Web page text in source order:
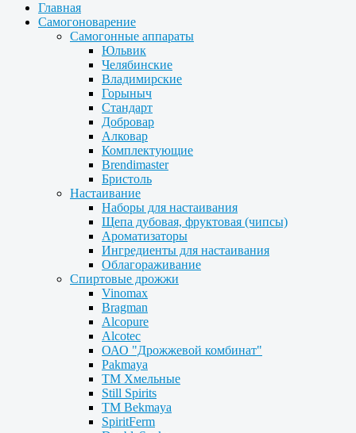
Главная
Самогоноварение
Самогонные аппараты
Юльвик
Челябинские
Владимирские
Горыныч
Стандарт
Добровар
Алковар
Комплектующие
Brendimaster
Бристоль
Настаивание
Наборы для настаивания
Щепа дубовая, фруктовая (чипсы)
Ароматизаторы
Ингредиенты для настаивания
Облагораживание
Спиртовые дрожжи
Vinomax
Bragman
Alcopure
Alcotec
ОАО "Дрожжевой комбинат"
Pakmaya
ТМ Хмельные
Still Spirits
ТМ Bekmaya
SpiritFerm